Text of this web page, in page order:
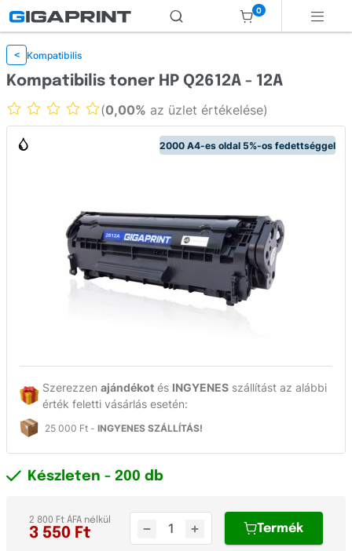
0
< Kompatibilis
2000 A4-es oldal 5%-os fedettséggel
Szerezzen ajándékot és INGYENES szállítást az alábbi
érték feletti vásárlás esetén:
25 000 Ft - INGYENES SZÁLLÍTÁS!
Kompatibilis toner HP Q2612A - 12A
(0,00% az üzlet értékelése)
Készleten - 200 db
3 550 Ft
2 800 Ft ÁFA nélkül
Termék